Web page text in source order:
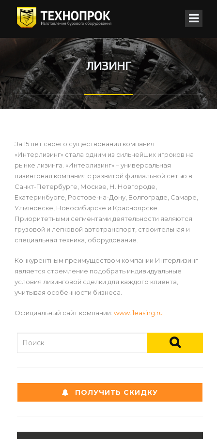
ЛИЗИНГ
За 15 лет своего существования компания
«Интерлизинг» стала одним из сильнейших игроков на
рынке лизинга. «Интерлизинг» – универсальная
лизинговая компания с развитой филиальной сетью в
Санкт-Петербурге, Москве, Н. Новгороде,
Екатеринбурге, Ростове-на-Дону, Волгограде, Самаре,
Ульяновске, Новосибирске и Красноярске.
Приоритетными сегментами деятельности являются
грузовой и легковой автотранспорт, строительная и
специальная техника, оборудование.
Конкурентным преимуществом компании Интерлизинг
является стремление подобрать индивидуальные
условия лизинговой сделки для каждого клиента,
учитывая особенности бизнеса.
Официальный сайт компании: www.ileasing.ru
ПОЛУЧИТЬ СКИДКУ